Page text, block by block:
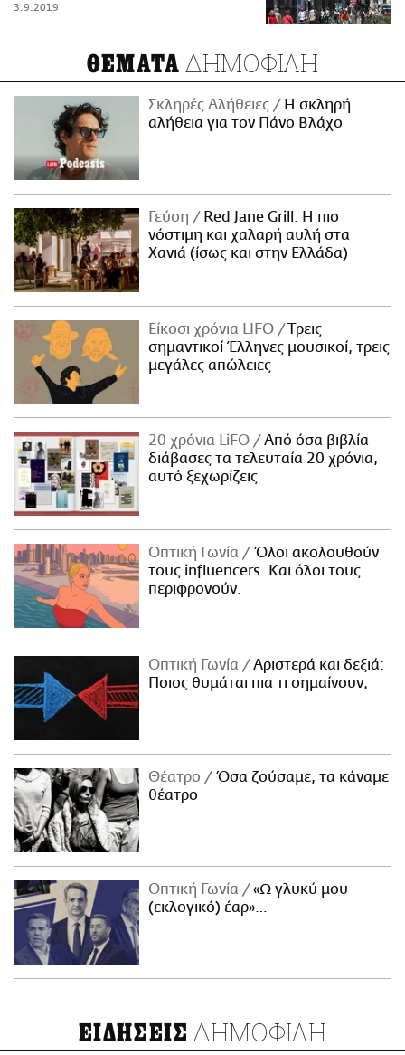
3.9.2019
ΘΕΜΑΤΑ ΔΗΜΟΦΙΛΗ
Σκληρές Αλήθειες
H σκληρή
αλήθεια για τον Πάνο Βλάχο
Γεύση
Red Jane Grill: Η πιο
νόστιμη και χαλαρή αυλή στα
Χανιά (ίσως και στην Ελλάδα)
Είκοσι χρόνια LIFO
Tρεις
σημαντικοί Έλληνες μουσικοί, τρεις
μεγάλες απώλειες
20 χρόνια LiFO
Από όσα βιβλία
διάβασες τα τελευταία 20 χρόνια,
αυτό ξεχωρίζεις
Οπτική Γωνία
Όλοι ακολουθούν
τους influencers. Και όλοι τους
περιφρονούν.
Οπτική Γωνία
Αριστερά και δεξιά:
Ποιος θυμάται πια τι σημαίνουν;
Θέατρο
Όσα ζούσαμε, τα κάναμε
θέατρο
Οπτική Γωνία
«Ω γλυκύ μου
(εκλογικό) έαρ»…
ΕΙΔΗΣΕΙΣ ΔΗΜΟΦΙΛΗ